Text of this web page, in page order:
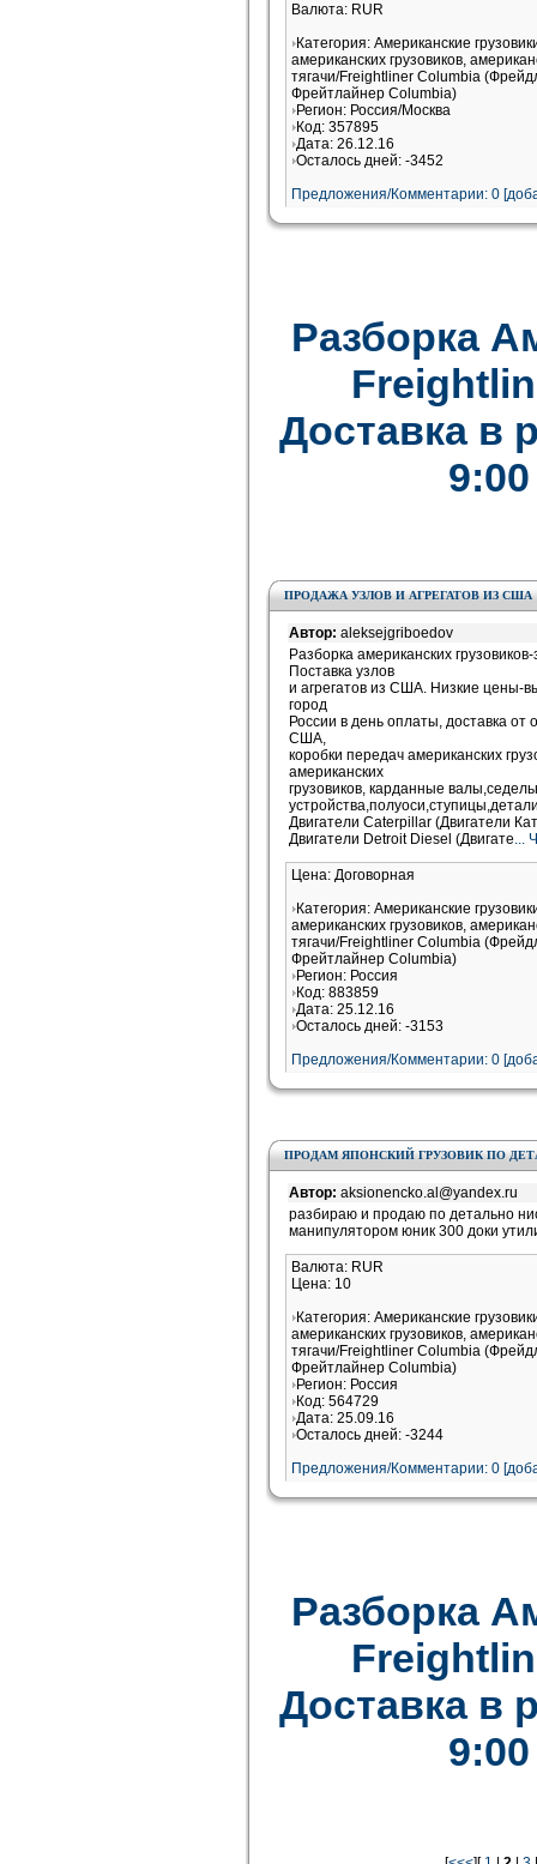
Валюта: RUR
Категория: Американские
американских грузовиков,
тягачи/Freightliner Columbia
Фрейтлайнер Columbia)
Регион: Россия/Москва
Код: 357895
Дата: 26.12.16
Осталось дней: -3452
Предложения/Комментарии: 0
Разборка
Доставка в
ПРОДАЖА УЗЛОВ И АГРЕГАТОВ ИЗ США
Автор: aleksejgriboedov
Разборка американских
Поставка узлов
и агрегатов из США. Низкие цены-
город
России в день оплаты, доставка от
США,
коробки передач американских
американских
грузовиков, карданные
Двигатели Caterpillar (Двигатели
Двигатели Detroit Diesel (Двигате...
Цена: Договорная
Категория: Американские
американских грузовиков,
тягачи/Freightliner Columbia
Фрейтлайнер Columbia)
Регион: Россия
Код: 883859
Дата: 25.12.16
Осталось дней: -3153
Предложения/Комментарии: 0
ПРОДАМ ЯПОНСКИЙ ГРУЗОВИК ПО
Автор: aksionencko.al@yandex.ru
разбираю и продаю по детально
манипулятором юник 300 доки
Валюта: RUR
Цена: 10
Категория: Американские
американских грузовиков,
тягачи/Freightliner Columbia
Фрейтлайнер Columbia)
Регион: Россия
Код: 564729
Дата: 25.09.16
Осталось дней: -3244
Предложения/Комментарии: 0
Разборка
Доставка в